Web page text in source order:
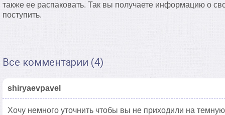
также ее распаковать. Так вы получаете информацию о
поступить.
Все комментарии (4)
shiryaevpavel
Хочу немного уточнить чтобы вы не приходили на